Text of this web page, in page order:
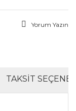
Yorum Yazın
TAKSIT